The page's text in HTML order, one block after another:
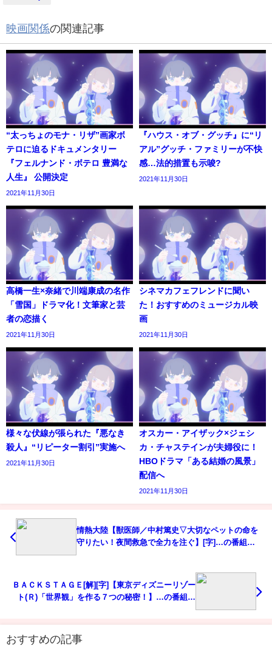
映画関係の関連記事
“太っちょのモナ・リザ”画家ボ
テロに迫るドキュメンタリー
『フェルナンド・ボテロ 豊満な
人生』 公開決定
2021年11月30日
『ハウス・オブ・グッチ』に“リ
アル”グッチ・ファミリーが不快
感…法的措置も示唆?
2021年11月30日
高橋一生×奈緒で川端康成の名作
「雪国」ドラマ化！文筆家と芸
者の恋描く
2021年11月30日
シネマカフェフレンドに聞い
た！おすすめのミュージカル映
画
2021年11月30日
様々な伏線が張られた『悪なき
殺人』“リピーター割引”実施へ
2021年11月30日
オスカー・アイザック×ジェシ
カ・チャステインが夫婦役に！
HBOドラマ「ある結婚の風景」
配信へ
2021年11月30日
情熱大陸【獣医師／中村篤史▽大切なペットの命を
守りたい！夜間救急で全力を注ぐ】[字]…の番組内
ＢＡＣＫＳＴＡＧＥ[解][字]【東京ディズニーリゾー
ト(Ｒ)「世界観」を作る７つの秘密！】…の番組内
おすすめの記事